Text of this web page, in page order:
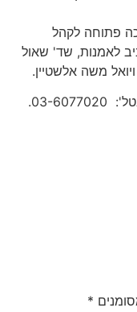
פתוחה לקהל
תל-אביב לאמנות, שד' שאול
משה אלשטיין.
*